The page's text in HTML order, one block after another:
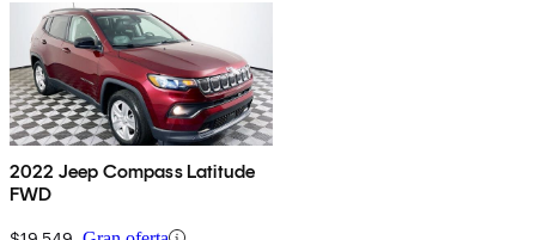
2022 Jeep Compass Latitude
FWD